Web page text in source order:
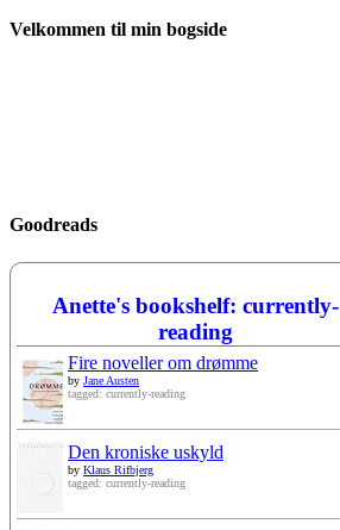
Velkommen til min bogside
Goodreads
Anette's bookshelf: currently-
reading
Fire noveller om drømme
by Jane Austen
tagged: currently-reading
Den kroniske uskyld
by Klaus Rifbjerg
tagged: currently-reading